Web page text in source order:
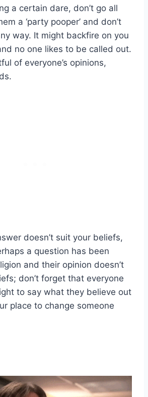
a certain dare, don’t go all
a ‘party pooper’ and don’t
way. It might backfire on you
no one likes to be called out.
of everyone’s opinions,
doesn’t suit your beliefs,
a question has been
and their opinion doesn’t
don’t forget that everyone
to say what they believe out
place to change someone